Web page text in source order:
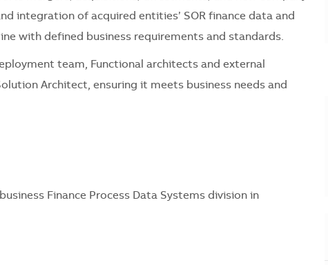
integration of acquired entities’ SOR finance data and
with defined business requirements and standards.
team, Functional architects and external
Architect, ensuring it meets business needs and
Finance Process Data Systems division in